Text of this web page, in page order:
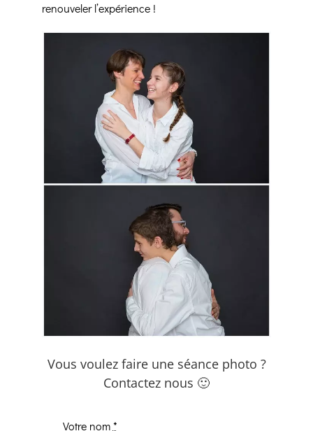
renouveler l’expérience !
Vous voulez faire une séance photo ?
Contactez nous 🙂
Votre nom*